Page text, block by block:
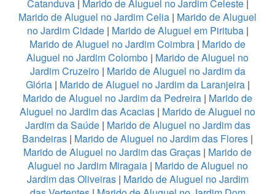
Catanduva| Marido de Aluguel no Jardim Celeste|
Marido de Aluguel no Jardim Celia | Marido de Aluguel
no Jardim Cidade| Marido de Aluguel em Pirituba|
Marido de Aluguel no Jardim Coimbra | Marido de
Aluguel no Jardim Colombo | Marido de Aluguel no
Jardim Cruzeiro| Marido de Aluguel no Jardim da
Glória| Marido de Aluguel no Jardim da Laranjeira|
Marido de Aluguel no Jardim da Pedreira | Marido de
Aluguel no Jardim das Acacias | Marido de Aluguel no
Jardim da Saúde| Marido de Aluguel no Jardim das
Bandeiras | Marido de Aluguel no Jardim das Flores |
Marido de Aluguel no Jardim das Graças | Marido de
Aluguel no Jardim Miragaia| Marido de Aluguel no
Jardim das Oliveiras| Marido de Aluguel no Jardim